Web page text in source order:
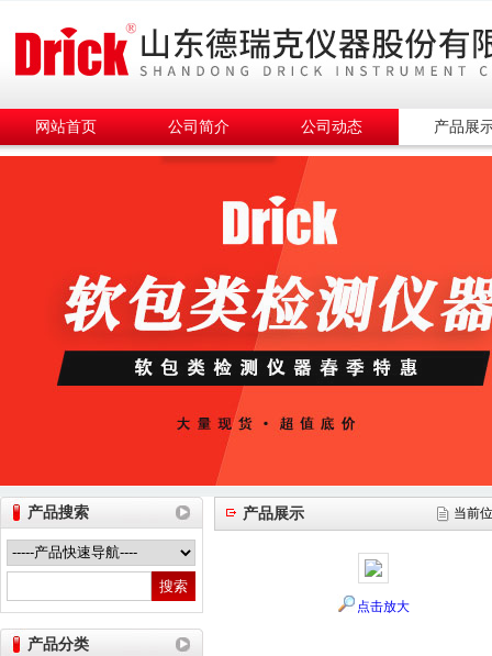
山东德瑞克仪器股份有限公司
网站首页 公司简介 公司动态 产品展
产品搜索
产品分类
产品展示 当前
点击放大